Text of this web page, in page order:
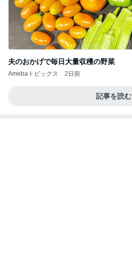
夫のおかげで毎日大量収穫の野菜
Amebaトピックス 2日前
記事を読む